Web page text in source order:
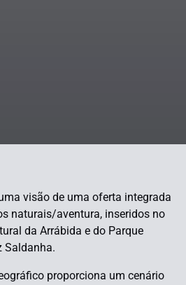
visão de uma oferta integrada
naturais/aventura, inseridos no
da Arrábida e do Parque
Saldanha.
proporciona um cenário